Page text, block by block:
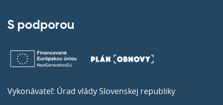
S podporou
Vykonávateľ: Úrad vlády Slovenskej republiky